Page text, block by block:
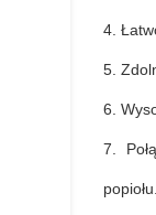
4.
5.
6.
7.